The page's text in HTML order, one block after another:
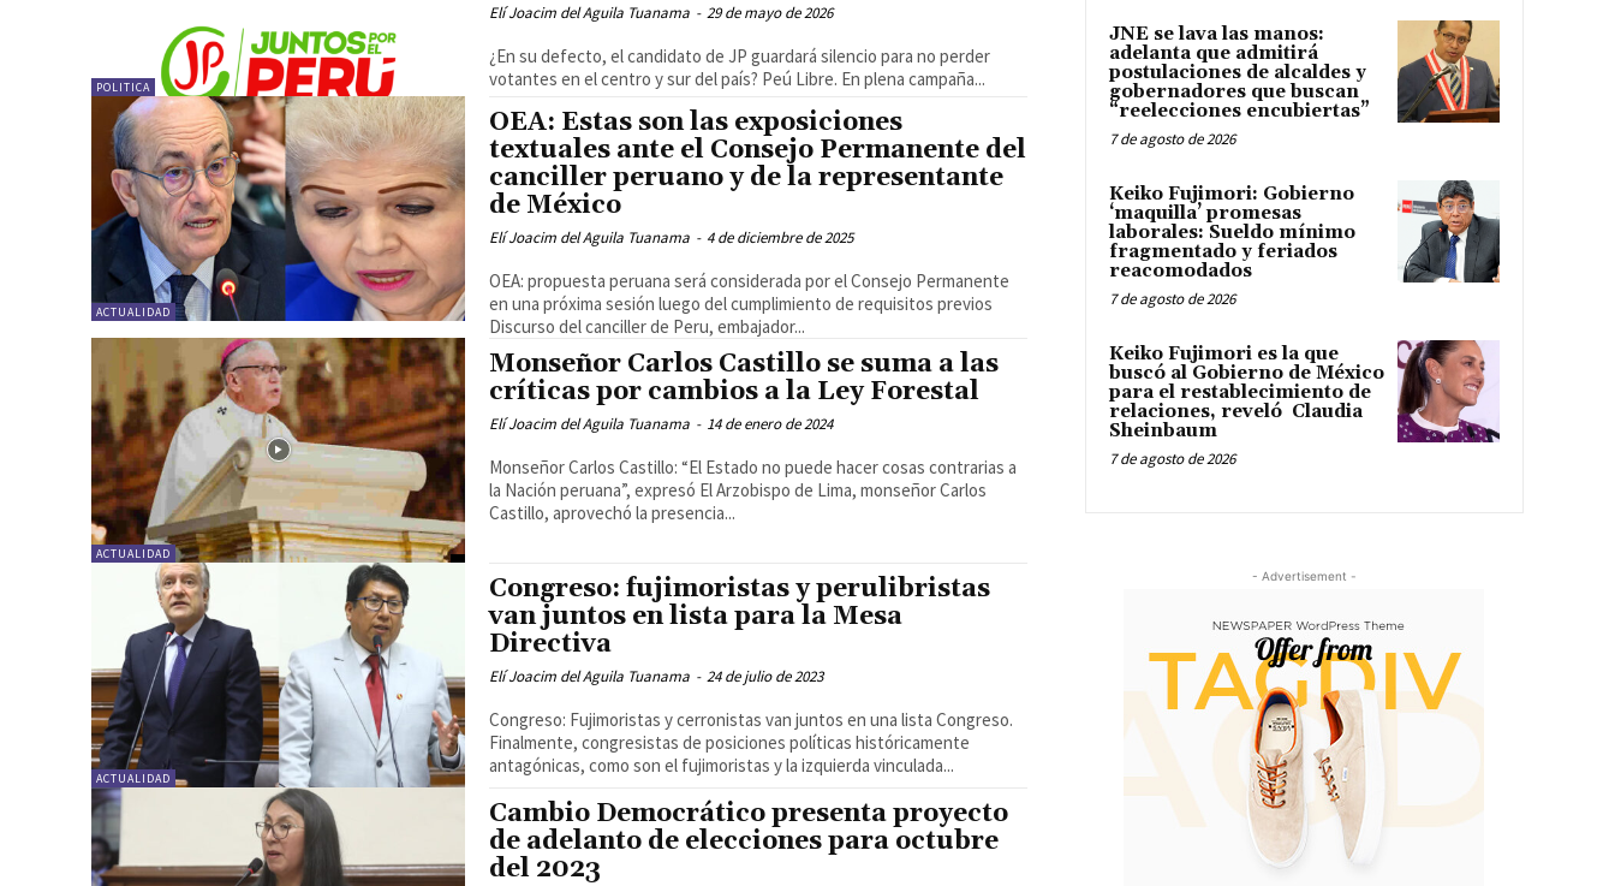
POLITICA
Elí Joacim del Aguila Tuanama - 29 de mayo de 2026
¿En su defecto, el candidato de JP guardará silencio para no perder
votantes en el centro y sur del país? Peú Libre. En plena campaña...
ACTUALIDAD
OEA: Estas son las exposiciones
textuales ante el Consejo Permanente del
canciller peruano y de la representante
de México
Elí Joacim del Aguila Tuanama - 4 de diciembre de 2025
OEA: propuesta peruana será considerada por el Consejo Permanente
en una próxima sesión luego del cumplimiento de requisitos previos
Discurso del canciller de Peru, embajador...
ACTUALIDAD
Monseñor Carlos Castillo se suma a las
críticas por cambios a la Ley Forestal
Elí Joacim del Aguila Tuanama - 14 de enero de 2024
Monseñor Carlos Castillo: “El Estado no puede hacer cosas contrarias a
la Nación peruana”, expresó El Arzobispo de Lima, monseñor Carlos
Castillo, aprovechó la presencia...
ACTUALIDAD
Congreso: fujimoristas y perulibristas
van juntos en lista para la Mesa
Directiva
Elí Joacim del Aguila Tuanama - 24 de julio de 2023
Congreso: Fujimoristas y cerronistas van juntos en una lista Congreso.
Finalmente, congresistas de posiciones políticas históricamente
antagónicas, como son el fujimoristas y la izquierda vinculada...
Cambio Democrático presenta proyecto
de adelanto de elecciones para octubre
del 2023
JNE se lava las manos:
adelanta que admitirá
postulaciones de alcaldes y
gobernadores que buscan
“reelecciones encubiertas”
7 de agosto de 2026
Keiko Fujimori: Gobierno
‘maquilla’ promesas
laborales: Sueldo mínimo
fragmentado y feriados
reacomodados
7 de agosto de 2026
Keiko Fujimori es la que
buscó al Gobierno de México
para el restablecimiento de
relaciones, reveló Claudia
Sheinbaum
7 de agosto de 2026
- Advertisement -